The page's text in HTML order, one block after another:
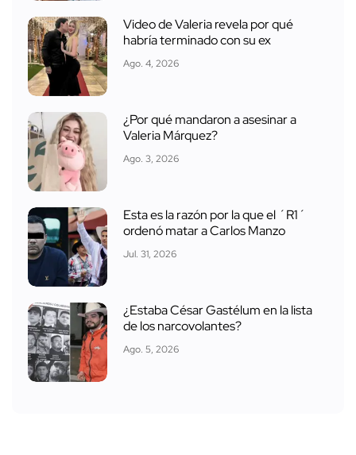
Video de Valeria revela por qué
habría terminado con su ex
Ago. 4, 2026
¿Por qué mandaron a asesinar a
Valeria Márquez?
Ago. 3, 2026
Esta es la razón por la que el ´R1´
ordenó matar a Carlos Manzo
Jul. 31, 2026
¿Estaba César Gastélum en la lista
de los narcovolantes?
Ago. 5, 2026